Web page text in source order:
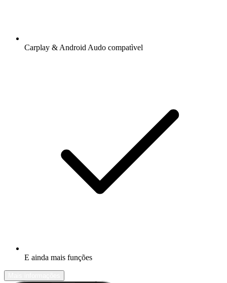
Carplay & Android Audo compatìvel
E ainda mais funções